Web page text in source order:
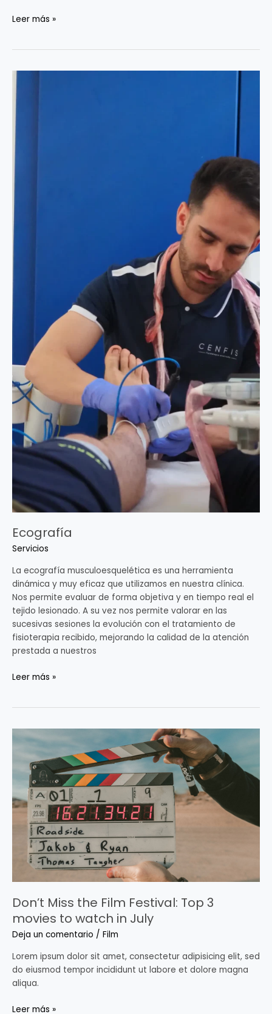
Leer más »
Ecografía
Servicios
La ecografía musculoesquelética es una herramienta
dinámica y muy eficaz que utilizamos en nuestra clínica.
Nos permite evaluar de forma objetiva y en tiempo real el
tejido lesionado. A su vez nos permite valorar en las
sucesivas sesiones la evolución con el tratamiento de
fisioterapia recibido, mejorando la calidad de la atención
prestada a nuestros
Leer más »
Don’t Miss the Film Festival: Top 3
movies to watch in July
Deja un comentario / Film
Lorem ipsum dolor sit amet, consectetur adipisicing elit, sed
do eiusmod tempor incididunt ut labore et dolore magna
aliqua.
Don’t
Film
Festival:
Top
movies
watch
July
Leer más »